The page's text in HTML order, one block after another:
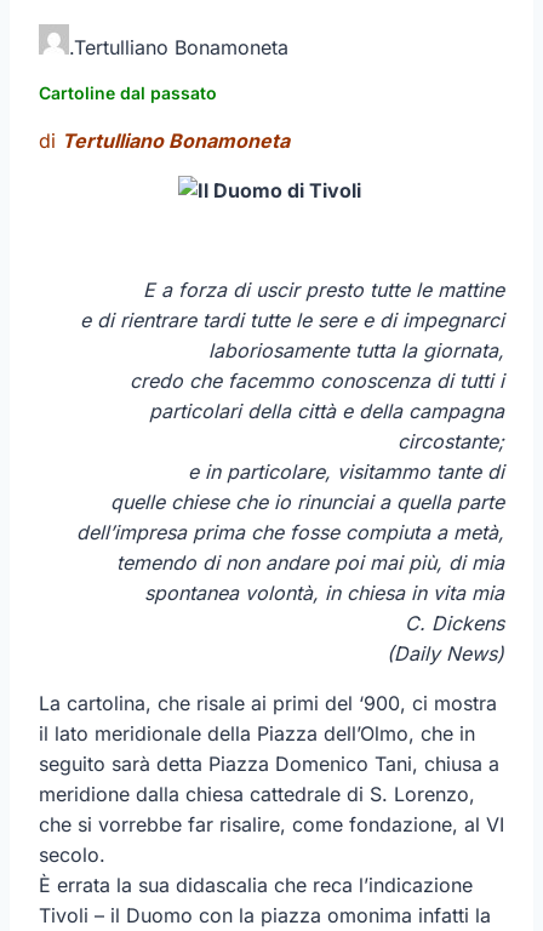
.Tertulliano Bonamoneta
Cartoline dal passato
di Tertulliano Bonamoneta
E a forza di uscir presto tutte le mattine
e di rientrare tardi tutte le sere e di impegnarci
laboriosamente tutta la giornata,
credo che facemmo conoscenza di tutti i
particolari della città e della campagna
circostante;
e in particolare, visitammo tante di
quelle chiese che io rinunciai a quella parte
dell’impresa prima che fosse compiuta a metà,
temendo di non andare poi mai più, di mia
spontanea volontà, in chiesa in vita mia
C. Dickens
(Daily News)
La cartolina, che risale ai primi del ‘900, ci mostra
il lato meridionale della Piazza dell’Olmo, che in
seguito sarà detta Piazza Domenico Tani, chiusa a
meridione dalla chiesa cattedrale di S. Lorenzo,
che si vorrebbe far risalire, come fondazione, al VI
secolo.
È errata la sua didascalia che reca l’indicazione
Tivoli – il Duomo con la piazza omonima infatti la